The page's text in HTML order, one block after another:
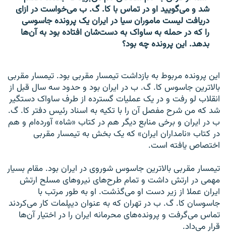
شد و می‌گویید او در تماس با کا. گ. ب می‌خواست در ازای
دریافت لیست ماموران سیا در ایران یک پرونده جاسوسی
را که در حمله به ساواک به دست‌شان افتاده بود به آن‌ها
بدهد. این پرونده چه بود؟
این پرونده مربوط به بازداشت تیمسار مقربی بود. تیمسار مقربی
بالا‌ترین جاسوس کا. گ. ب در ایران بود و حدود سه سال قبل از
انقلاب لو رفت و در یک عملیات گسترده از طرف ساواک دستگیر
شد که من شرح مفصل آن را با تکیه به اسناد رئیس دفتر کا. گ.
ب در ایران و برخی منابع دیگر هم در کتاب «شاه» آورده‌ام و هم
در کتاب «نامداران ایران» که یک بخش به تیمسار مقربی
اختصاص یافته است.
تیمسار مقربی بالا‌ترین جاسوس شوروی در ایران بود. مقام بسیار
مهمی در ارتش داشت و تمام طرح‌های نیروهای مسلح ارتش
ایران عملا از زیر دست او می‌گذشت. او به طور مرتب با
جاسوسان کا. گ. ب در تهران که به عنوان دیپلمات کار می‌کردند
تماس می‌گرفت و پرونده‌های محرمانه ایران را در اختیار آن‌ها
قرار می‌داد.